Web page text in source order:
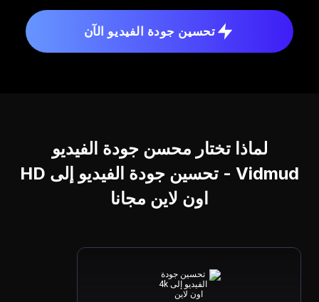
تحسين جودة الفيديو الآن
لماذا تختار محسن جودة الفيديو
Vidmud - تحسين جودة الفيديو إلى HD
اون لاين مجانا